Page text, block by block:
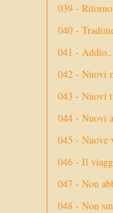
039 - Ritorno
040 -
041 -
042 - Nuovi
043 - Nuovi
044 - Nuovi
045 - Nuove
046 - Il
047 - Non
048 - Non